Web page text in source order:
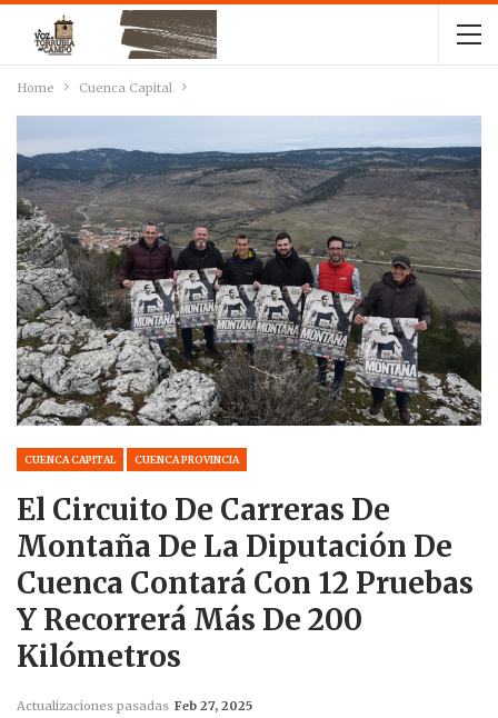
Home Cuenca Capital
CUENCA CAPITAL CUENCA PROVINCIA
El Circuito De Carreras De
Montaña De La Diputación De
Cuenca Contará Con 12 Pruebas
Y Recorrerá Más De 200
Kilómetros
Actualizaciones pasadas Feb 27, 2025